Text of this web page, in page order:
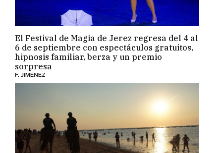
El Festival de Magia de Jerez regresa del 4 al
6 de septiembre con espectáculos gratuitos,
hipnosis familiar, berza y un premio
sorpresa
F. JIMÉNEZ